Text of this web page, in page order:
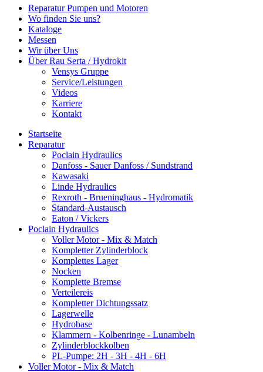
Reparatur Pumpen und Motoren
Wo finden Sie uns?
Kataloge
Messen
Wir über Uns
Über Rau Serta / Hydrokit
Vensys Gruppe
Service/Leistungen
Videos
Karriere
Kontakt
Startseite
Reparatur
Poclain Hydraulics
Danfoss - Sauer Danfoss / Sundstrand
Kawasaki
Linde Hydraulics
Rexroth - Brueninghaus - Hydromatik
Standard-Austausch
Eaton / Vickers
Poclain Hydraulics
Voller Motor - Mix & Match
Kompletter Zylinderblock
Komplettes Lager
Nocken
Komplette Bremse
Verteilereis
Kompletter Dichtungssatz
Lagerwelle
Hydrobase
Klammern - Kolbenringe - Lunambeln
Zylinderblockkolben
PL-Pumpe: 2H - 3H - 4H - 6H
Voller Motor - Mix & Match